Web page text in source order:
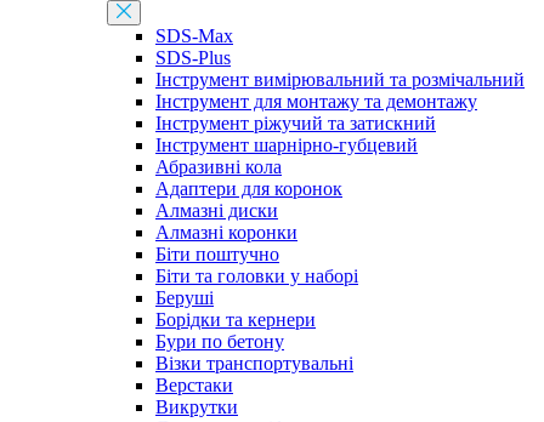
SDS-Max
SDS-Plus
Інструмент вимірювальний та розмічальний
Інструмент для монтажу та демонтажу
Інструмент ріжучий та затискний
Інструмент шарнірно-губцевий
Абразивні кола
Адаптери для коронок
Алмазні диски
Алмазні коронки
Біти поштучно
Біти та головки у наборі
Беруші
Борідки та кернери
Бури по бетону
Візки транспортувальні
Верстаки
Викрутки